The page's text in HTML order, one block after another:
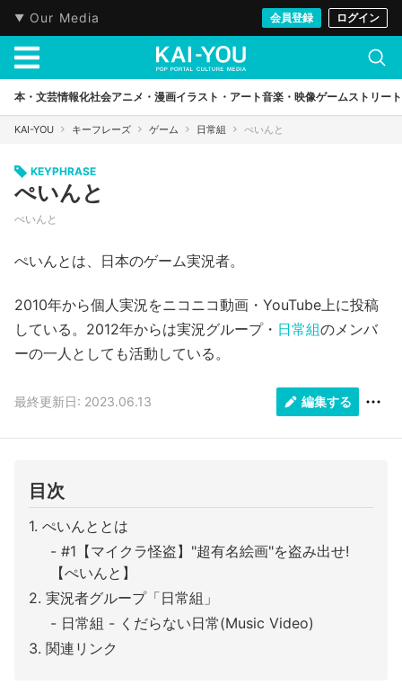
Our Media 会員登録 ログイン
本・文芸情報化社会アニメ・漫画イラスト・アート音楽・映像ゲームストリート
KAI-YOU キーフレーズ ゲーム 日常組 ぺいんと
KEYPHRASE
ぺいんと
ぺいんと
ぺいんとは、日本のゲーム実況者。
2010年から個人実況をニコニコ動画・YouTube上に投稿
している。2012年からは実況グループ・ 日常組のメンバ
ーの一人としても活動している。
最終更新日: 2023.06.13 編集する
目次
ぺいんととは
#1【マイクラ怪盗】"超有名絵画"を盗み出せ!
【ぺいんと】
実況者グループ「日常組」
日常組 - くだらない日常(Music Video)
関連リンク